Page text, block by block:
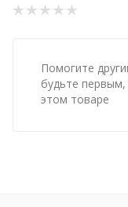
Помогите
будьте
этом товаре